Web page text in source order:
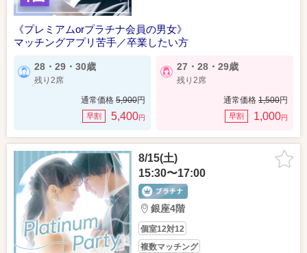
《プレミアムorプラチナ会員の男女》
マッチングアプリ苦手／卒業したい方
28・29・30歳
残り2席
通常価格 5,900円
早割 5,400円
27・28・29歳
残り2席
通常価格 1,500円
早割 1,000円
8/15(土)
15:30〜17:00
銀座4階
個室12対12
複数マッチング